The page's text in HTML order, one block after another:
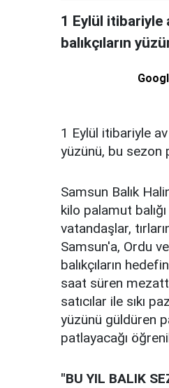
1 Eylül itibariyle
balıkçıların
1 Eylül itibariyle av
yüzünü, bu sezon
Samsun Balık
kilo palamut
vatandaşlar,
Samsun'a, Ordu
balıkçıların
saat süren
satıcılar ile sıkı
yüzünü güldüren
patlayacağı
"BU YIL BALIK